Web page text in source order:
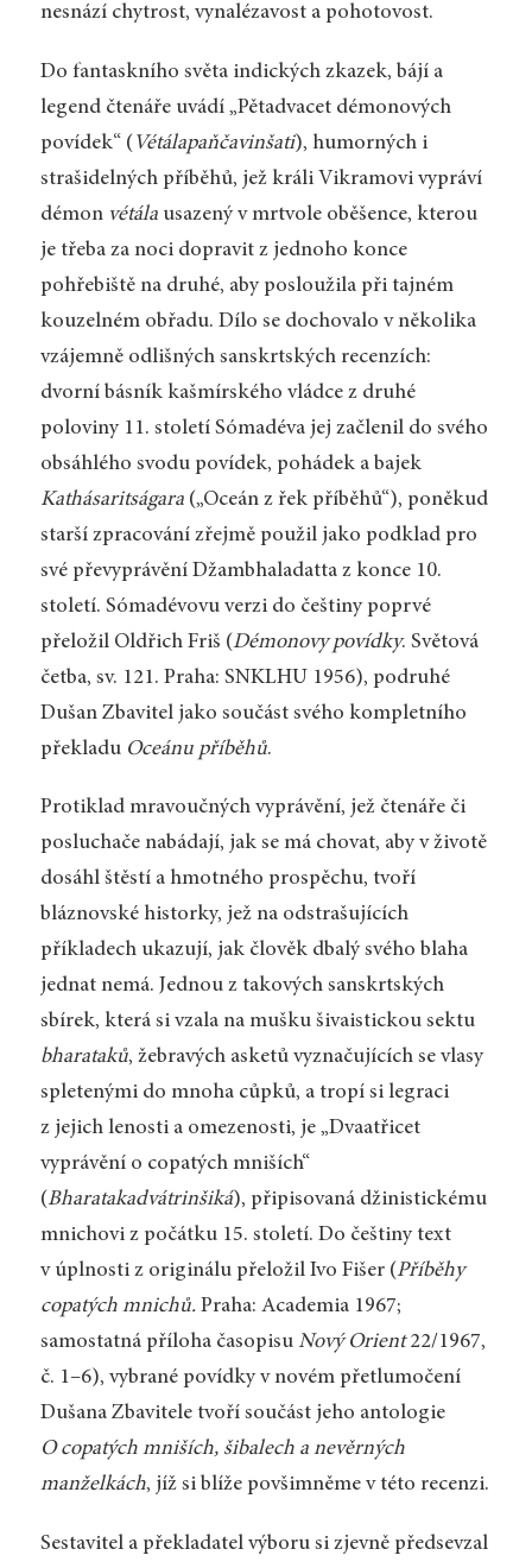
nesnází chytrost, vynalézavost a pohotovost.
Do fantaskního světa indických zkazek, bájí a
legend čtenáře uvádí „Pětadvacet démonových
povídek“ ( Vétálapaňčavinšati), humorných i
strašidelných příběhů, jež králi Vikramovi vypráví
démon vétálausazený v mrtvole oběšence, kterou
je třeba za noci dopravit z jednoho konce
pohřebiště na druhé, aby posloužila při tajném
kouzelném obřadu. Dílo se dochovalo v několika
vzájemně odlišných sanskrtských recenzích:
dvorní básník kašmírského vládce z druhé
poloviny 11. století Sómadéva jej začlenil do svého
obsáhlého svodu povídek, pohádek a bajek
Kathásaritságara („Oceán z řek příběhů“), poněkud
starší zpracování zřejmě použil jako podklad pro
své převyprávění Džambhaladatta z konce 10.
století. Sómadévovu verzi do češtiny poprvé
přeložil Oldřich Friš (Démonovy povídky. Světová
četba, sv. 121. Praha: SNKLHU 1956), podruhé
Dušan Zbavitel jako součást svého kompletního
překladu Oceánu příběhů.
Protiklad mravoučných vyprávění, jež čtenáře či
posluchače nabádají, jak se má chovat, aby v životě
dosáhl štěstí a hmotného prospěchu, tvoří
bláznovské historky, jež na odstrašujících
příkladech ukazují, jak člověk dbalý svého blaha
jednat nemá. Jednou z takových sanskrtských
sbírek, která si vzala na mušku šivaistickou sektu
bharataků, žebravých asketů vyznačujících se vlasy
spletenými do mnoha cůpků, a tropí si legraci
z jejich lenosti a omezenosti, je „Dvaatřicet
vyprávění o copatých mniších“
(Bharatakadvátrinšiká), připisovaná džinistickému
mnichovi z počátku 15. století. Do češtiny text
v úplnosti z originálu přeložil Ivo Fišer (Příběhy
copatých mnichů. Praha: Academia 1967;
samostatná příloha časopisu Nový Orient22/1967,
č. 1–6), vybrané povídky v novém přetlumočení
Dušana Zbavitele tvoří součást jeho antologie
O copatých mniších, šibalech a nevěrných
manželkách, jíž si blíže povšimněme v této recenzi.
Sestavitel a překladatel výboru si zjevně předsevzal